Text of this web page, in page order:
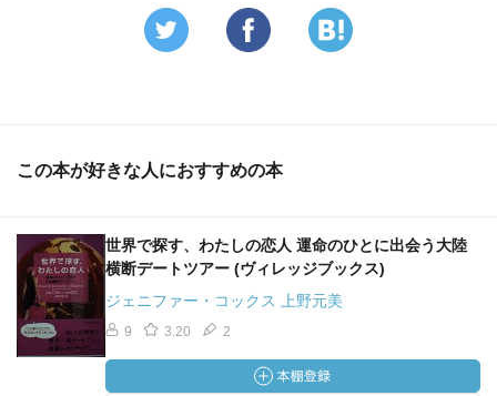
この本が好きな人におすすめの本
世界で探す、わたしの恋人 運命のひとに出会う大陸
横断デートツアー (ヴィレッジブックス)
ジェニファー・コックス 上野元美
9 3.20 2